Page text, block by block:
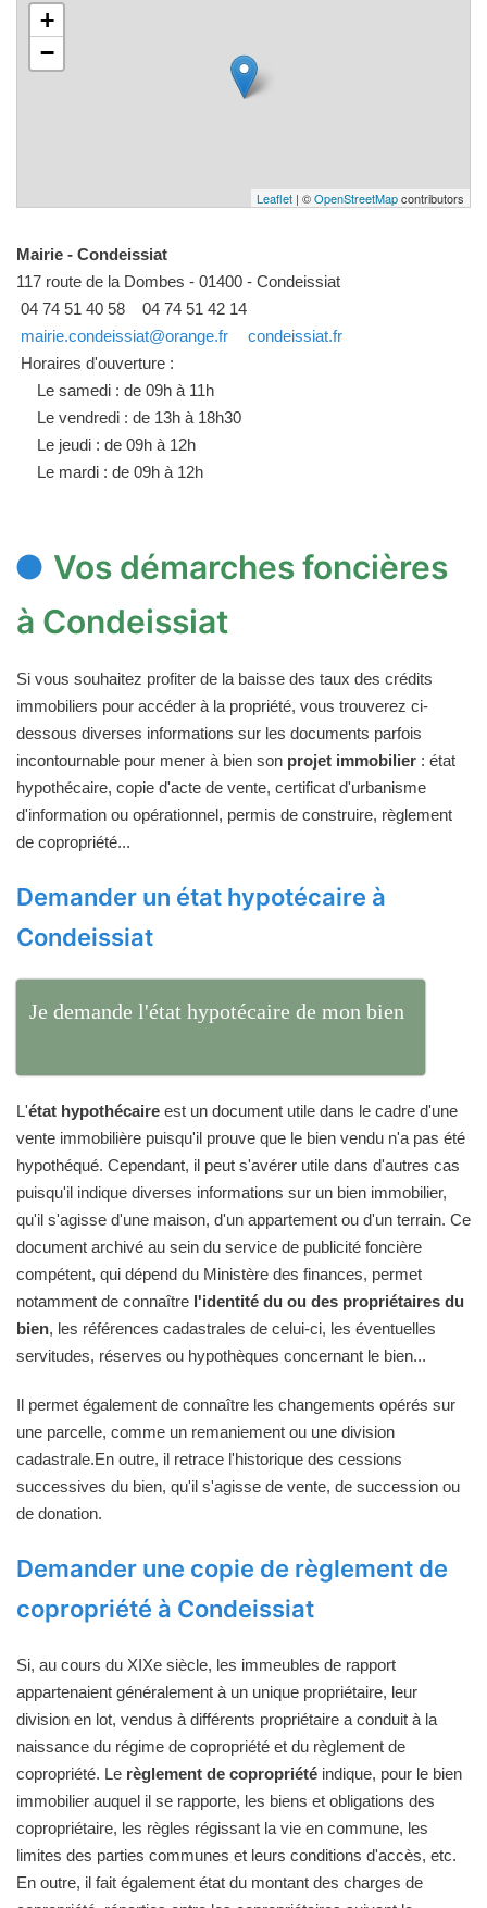
+
−
Leaflet | ©OpenStreetMapcontributors
Mairie - Condeissiat
117 route de la Dombes - 01400 - Condeissiat
04 74 51 40 58
04 74 51 42 14
mairie.condeissiat@orange.fr
condeissiat.fr
Horaires d'ouverture :
Le samedi : de 09h à 11h
Le vendredi : de 13h à 18h30
Le jeudi : de 09h à 12h
Le mardi : de 09h à 12h
Vos démarches foncières
à Condeissiat
Si vous souhaitez profiter de la baisse des taux des crédits
immobiliers pour accéder à la propriété, vous trouverez ci-
dessous diverses informations sur les documents parfois
incontournable pour mener à bien son projet immobilier : état
hypothécaire, copie d'acte de vente, certificat d'urbanisme
d'information ou opérationnel, permis de construire, règlement
de copropriété...
Demander un état hypotécaire à
Condeissiat
Je demande l'état hypotécaire de mon bien
L'état hypothécaire est un document utile dans le cadre d'une
vente immobilière puisqu'il prouve que le bien vendu n'a pas été
hypothéqué. Cependant, il peut s'avérer utile dans d'autres cas
puisqu'il indique diverses informations sur un bien immobilier,
qu'il s'agisse d'une maison, d'un appartement ou d'un terrain. Ce
document archivé au sein du service de publicité foncière
compétent, qui dépend du Ministère des finances, permet
notamment de connaître l'identité du ou des propriétaires du
bien, les références cadastrales de celui-ci, les éventuelles
servitudes, réserves ou hypothèques concernant le bien...
Il permet également de connaître les changements opérés sur
une parcelle, comme un remaniement ou une division
cadastrale.En outre, il retrace l'historique des cessions
successives du bien, qu'il s'agisse de vente, de succession ou
de donation.
Demander une copie de règlement de
copropriété à Condeissiat
Si, au cours du XIXe siècle, les immeubles de rapport
appartenaient généralement à un unique propriétaire, leur
division en lot, vendus à différents propriétaire a conduit à la
naissance du régime de copropriété et du règlement de
copropriété. Le règlement de copropriété indique, pour le bien
immobilier auquel il se rapporte, les biens et obligations des
copropriétaire, les règles régissant la vie en commune, les
limites des parties communes et leurs conditions d'accès, etc.
En outre, il fait également état du montant des charges de